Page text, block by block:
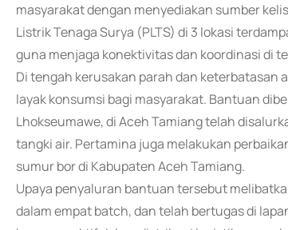
masyarakat dengan menyediakan sumber
Listrik Tenaga Surya (PLTS) di 3 lokasi
guna menjaga konektivitas dan koordinasi di
Di tengah kerusakan parah dan keterbatasan
layak konsumsi bagi masyarakat. Bantuan
Lhokseumawe, di Aceh Tamiang telah
tangki air. Pertamina juga melakukan
sumur bor di Kabupaten Aceh Tamiang.
Upaya penyaluran bantuan tersebut
dalam empat batch, dan telah bertugas di